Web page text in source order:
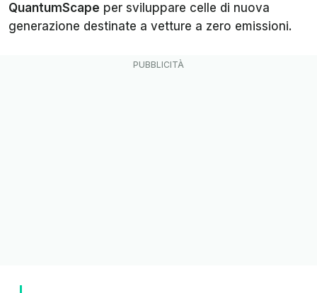
QuantumScape per sviluppare celle di nuova
generazione destinate a vetture a zero emissioni.